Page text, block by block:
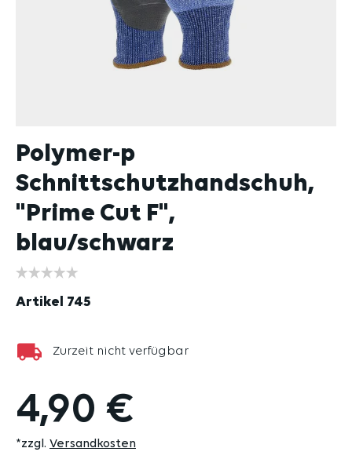
Polymer-p
Schnittschutzhandschuh,
"Prime Cut F",
blau/schwarz
Artikel 745
Zurzeit nicht verfügbar
4,90 €
*zzgl. Versandkosten